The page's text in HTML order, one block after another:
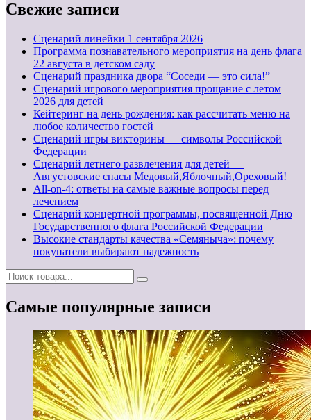
Свежие записи
Cценарий линейки 1 сентября 2026
Программа познавательного мероприятия на день флага
22 августа в детском саду
Сценарий праздника двора “Соседи — это сила!”
Сценарий игрового мероприятия прощание с летом
2026 для детей
Кейтеринг на день рождения: как рассчитать меню на
любое количество гостей
Сценарий игры викторины — символы Российской
Федерации
Сценарий летнего развлечения для детей —
Августовские спасы Медовый,Яблочный,Ореховый!
All-on-4: ответы на самые важные вопросы перед
лечением
Сценарий концертной программы, посвященной Дню
Государственного флага Российской Федерации
Высокие стандарты качества «Семяныча»: почему
покупатели выбирают надежность
Самые популярные записи